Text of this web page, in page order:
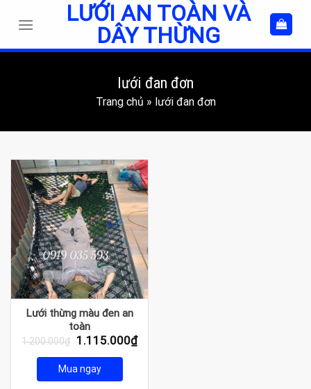
LƯỚI AN TOÀN VÀ
DÂY THỪNG
lưới đan đơn
Trang chủ » lưới đan đơn
Lưới thừng màu đen an
toàn
1.200.000₫
Giá
là:
1.200.000₫.
1.115.000₫Giá
Mua ngay